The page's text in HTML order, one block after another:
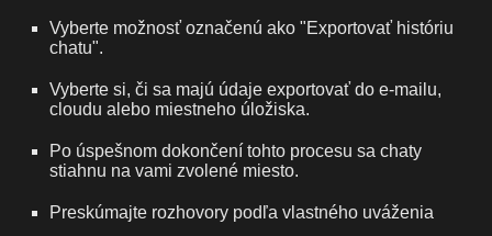
Vyberte možnosť označenú ako "Exportovať históriu
chatu".
Vyberte si, či sa majú údaje exportovať do e-mailu,
cloudu alebo miestneho úložiska.
Po úspešnom dokončení tohto procesu sa chaty
stiahnu na vami zvolené miesto.
Preskúmajte rozhovory podľa vlastného uváženia